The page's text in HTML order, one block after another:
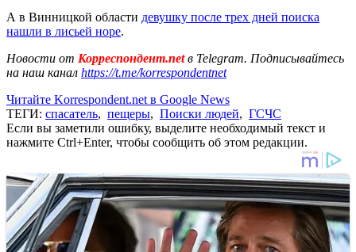
А в Винницкой области девушку после трех дней поиска
нашли в лисьей норе.
Новости от Корреспондент.netв Telegram. Подписывайтесь
на наш канал https://t.me/korrespondentnet
Читайте Korrespondent.net в Google News
ТЕГИ: спасатель, пещеры, Поиски людей, ГСЧС
Если вы заметили ошибку, выделите необходимый текст и
нажмите Ctrl+Enter, чтобы сообщить об этом редакции.